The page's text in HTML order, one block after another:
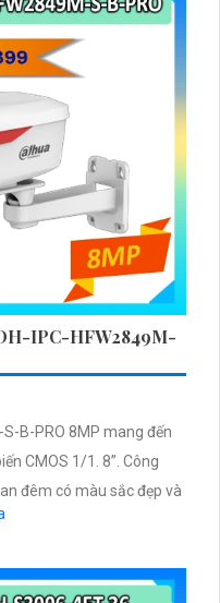
IPC-HFW2849M-
B-PRO 8MP mang đến
1/1. 8”. Công
đêm có màu sắc đẹp và